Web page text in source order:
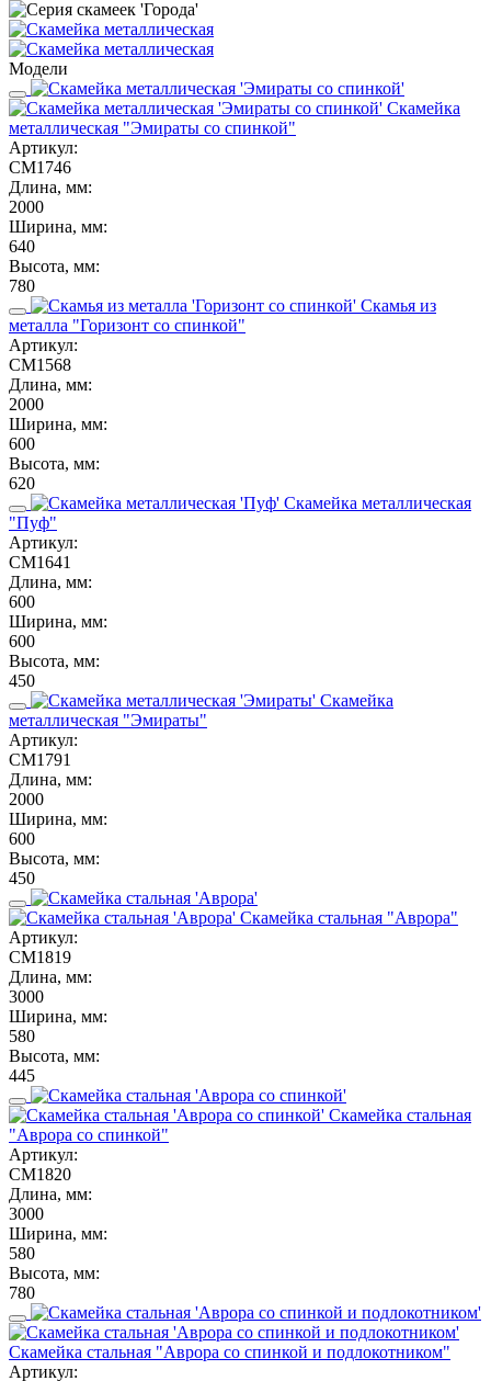
Модели
Скамейка
металлическая "Эмираты со спинкой"
Артикул:
СМ1746
Длина, мм:
2000
Ширина, мм:
640
Высота, мм:
780
Скамья из
металла "Горизонт со спинкой"
Артикул:
СМ1568
Длина, мм:
2000
Ширина, мм:
600
Высота, мм:
620
Скамейка металлическая
"Пуф"
Артикул:
СМ1641
Длина, мм:
600
Ширина, мм:
600
Высота, мм:
450
Скамейка
металлическая "Эмираты"
Артикул:
СМ1791
Длина, мм:
2000
Ширина, мм:
600
Высота, мм:
450
Скамейка стальная "Аврора"
Артикул:
СМ1819
Длина, мм:
3000
Ширина, мм:
580
Высота, мм:
445
Скамейка стальная
"Аврора со спинкой"
Артикул:
СМ1820
Длина, мм:
3000
Ширина, мм:
580
Высота, мм:
780
Скамейка стальная "Аврора со спинкой и подлокотником"
Артикул: